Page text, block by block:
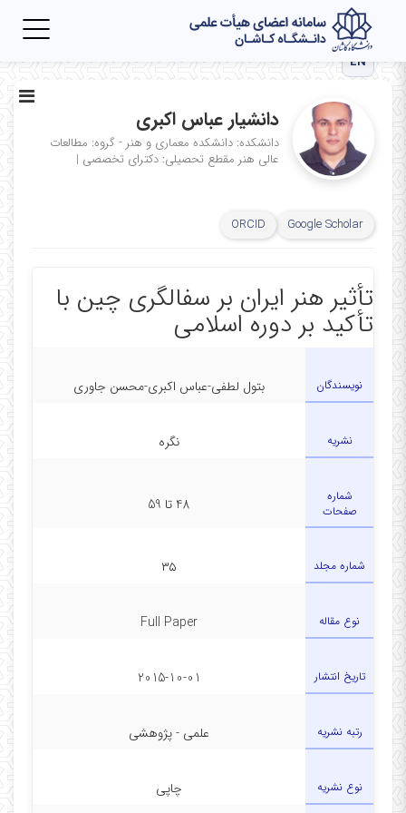
EN
دانشیار عباس اکبری
دانشکده: دانشکده معماری و هنر - گروه: مطالعات
عالی هنر مقطع تحصیلی: دکترای تخصصی |
Google Scholar
ORCID
تأثیر هنر ایران بر سفالگری چین با
تأکید بر دوره اسلامی
نویسندگان بتول لطفی-عباس اکبری-محسن جاوری
نشریه نگره
شماره
صفحات
48 تا 59
شماره مجلد ۳۵
نوع مقاله Full Paper
تاریخ انتشار 2015-10-01
رتبه نشریه علمی - پژوهشی
نوع نشریه چاپی